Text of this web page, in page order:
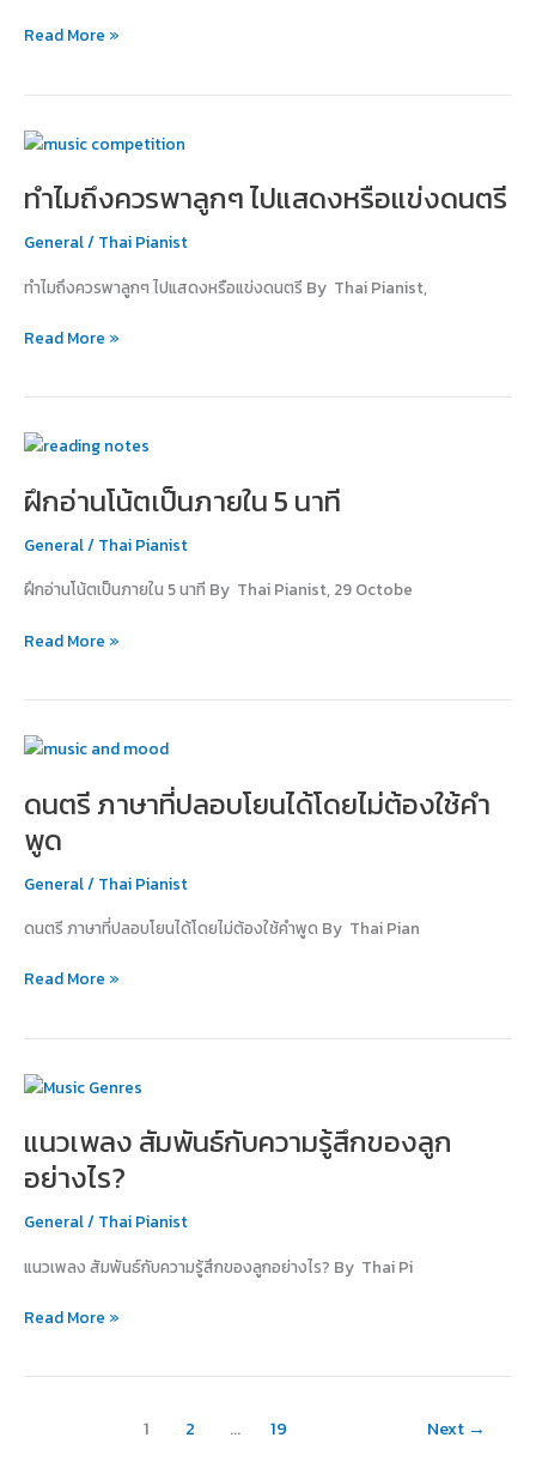
สร้างสรรค์
ปลูก
ความ
ใน
Read More »
ทำไมถึงควรพาลูกๆ ไปแสดงหรือแข่งดนตรี
General/ Thai Pianist
ทำไมถึงควรพาลูกๆ ไปแสดงหรือแข่งดนตรี By Thai Pianist,
ทำไม
ควร
ลูกๆ
แสดง
แข่ง
Read More »
ฝึกอ่านโน้ตเป็นภายใน 5 นาที
General/ Thai Pianist
ฝึกอ่านโน้ตเป็นภายใน 5 นาที By Thai Pianist, 29 Octobe
ฝึก
โน้ต
ภายใน
นาที
Read More »
ดนตรี ภาษาที่ปลอบโยนได้โดยไม่ต้องใช้คำ
พูด
General/ Thai Pianist
ดนตรี ภาษาที่ปลอบโยนได้โดยไม่ต้องใช้คำพูด By Thai Pian
ดนตรี
ที่
ได้
โดย
ต้อง
คำ
Read More »
แนวเพลง สัมพันธ์กับความรู้สึกของลูก
อย่างไร?
General/ Thai Pianist
แนวเพลง สัมพันธ์กับความรู้สึกของลูกอย่างไร? By Thai Pi
แนว
สัมพันธ์
ความ
รู้สึก
ลูก
Read More »
1 2 … 19 Next →